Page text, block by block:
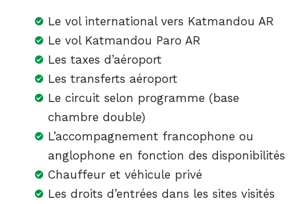
Le vol international vers Katmandou AR
Le vol Katmandou Paro AR
Les taxes d’aéroport
Les transferts aéroport
Le circuit selon programme (base
chambre double)
L’accompagnement francophone ou
anglophone en fonction des disponibilités
Chauffeur et véhicule privé
Les droits d’entrées dans les sites visités